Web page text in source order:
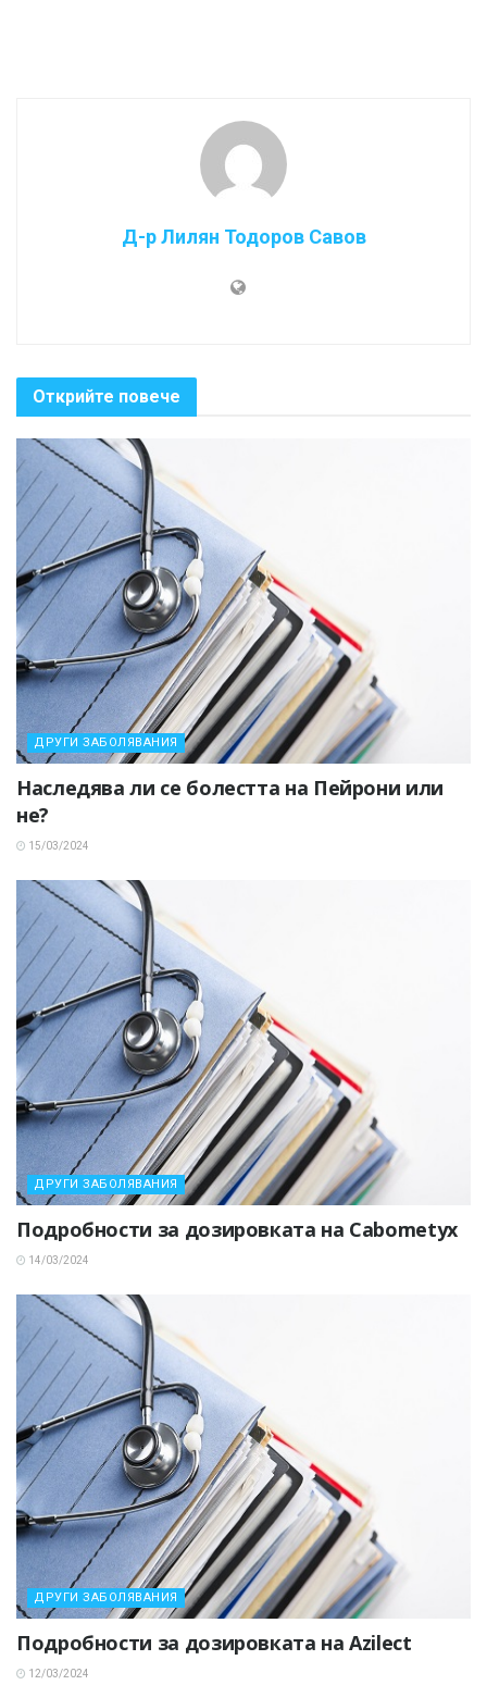
Д-р Лилян Тодоров Савов
Открийте повече
ДРУГИ ЗАБОЛЯВАНИЯ
Наследява ли се болестта на Пейрони или
не?
15/03/2024
ДРУГИ ЗАБОЛЯВАНИЯ
Подробности за дозировката на Cabometyx
14/03/2024
ДРУГИ ЗАБОЛЯВАНИЯ
Подробности за дозировката на Azilect
12/03/2024